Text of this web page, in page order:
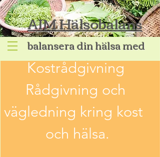
AIM Hälsobalans
balansera din hälsa med
näring
Kostrådgivning
Rådgivning och
vägledning kring kost
och hälsa.